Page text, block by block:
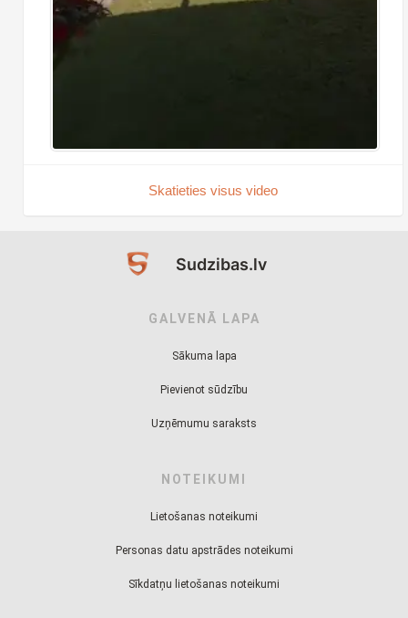
Skatieties visus video
Sudzibas.lv
GALVENĀ LAPA
Sākuma lapa
Pievienot sūdzību
Uzņēmumu saraksts
NOTEIKUMI
Lietošanas noteikumi
Personas datu apstrādes noteikumi
Sīkdatņu lietošanas noteikumi